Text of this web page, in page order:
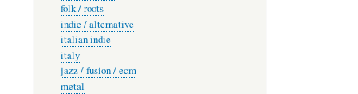
folk / roots
indie / alternative
italian indie
italy
jazz / fusion / ecm
metal